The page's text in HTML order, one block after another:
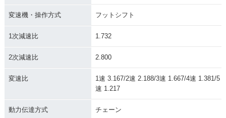
変速機・操作方式 フットシフト
1次減速比 1.732
2次減速比 2.800
変速比
1速 3.167/2速 2.188/3速 1.667/4速 1.381/5
速 1.217
動力伝達方式 チェーン